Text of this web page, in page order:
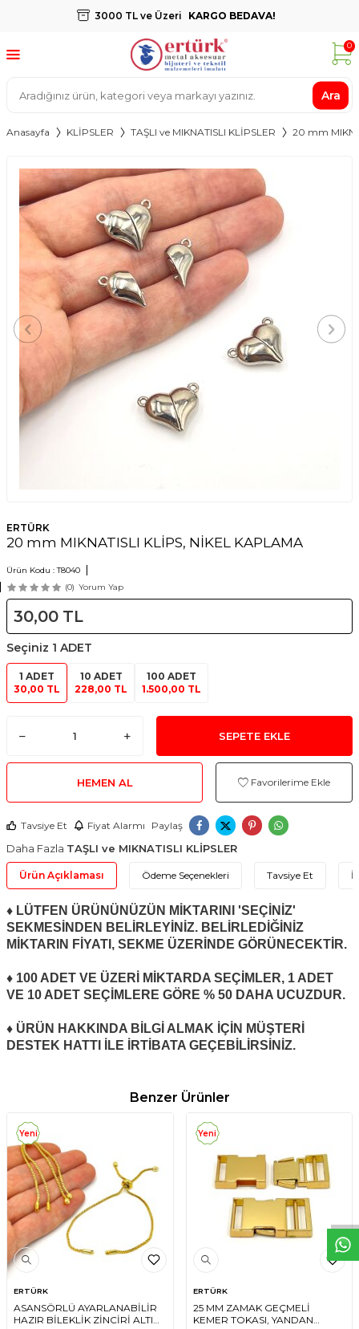
3000 TL ve Üzeri KARGO BEDAVA!
Ara
0
Anasayfa KLİPSLER TAŞLI ve MIKNATISLI KLİPSLER 20 mm
ERTÜRK
20 mm MIKNATISLI KLİPS, NİKEL KAPLAMA
Ürün Kodu :T8040
(0) Yorum Yap
30,00 TL
Seçiniz 1 ADET
1 ADET
30,00 TL
10 ADET
228,00 TL
100 ADET
1.500,00 TL
SEPETE EKLE
HEMEN AL Favorilerime Ekle
Tavsiye Et Fiyat Alarmı Paylaş
Daha Fazla TAŞLI ve MIKNATISLI KLİPSLER
Ürün Açıklaması Ödeme Seçenekleri Tavsiye Et
♦ LÜTFEN ÜRÜNÜNÜZÜN MİKTARINI 'SEÇİNİZ'
SEKMESİNDEN BELİRLEYİNİZ. BELİRLEDİĞİNİZ
MİKTARIN FİYATI, SEKME ÜZERİNDE GÖRÜNECEKTİR.
♦ 100 ADET VE ÜZERİ MİKTARDA SEÇİMLER, 1 ADET
VE 10 ADET SEÇİMLERE GÖRE % 50 DAHA UCUZDUR.
♦ ÜRÜN HAKKINDA BİLGİ ALMAK İÇİN MÜŞTERİ
DESTEK HATTI İLE İRTİBATA GEÇEBİLİRSİNİZ.
Benzer Ürünler
Yeni
ERTÜRK
ASANSÖRLÜ AYARLANABİLİR
HAZIR BİLEKLİK ZİNCİRİ ALTIN
Yeni
ERTÜRK
25 MM ZAMAK GEÇMELİ
KEMER TOKASI, YANDAN